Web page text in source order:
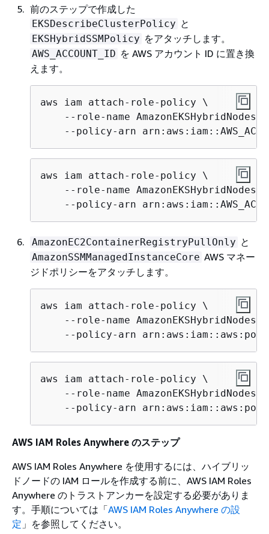
前のステップで作成した
EKSDescribeClusterPolicy と
EKSHybridSSMPolicy をアタッチします。
AWS_ACCOUNT_ID を AWS アカウント ID に置き換
えます。
aws iam attach-role-policy \
--role-name
--policy-arn
aws iam attach-role-policy \
--role-name
--policy-arn
AmazonEC2ContainerRegistryPullOnly と
AmazonSSMManagedInstanceCore AWS マネー
ジドポリシーをアタッチします。
aws iam attach-role-policy \
--role-name
--policy-arn
aws iam attach-role-policy \
--role-name
--policy-arn
AWS IAM Roles Anywhere のステップ
AWS IAM Roles Anywhere を使用するには、ハイブリッ
ドノードの IAM ロールを作成する前に、AWS IAM Roles
Anywhere のトラストアンカーを設定する必要がありま
す。手順については「AWS IAM Roles Anywhere の設
定 」を参照してください。